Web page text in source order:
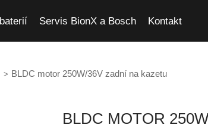
Servis BionX a Bosch Kontakt
BLDC motor 250W/36V zadní na kazetu
BLDC MOTOR